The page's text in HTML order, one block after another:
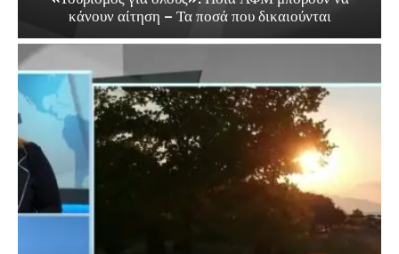
κάνουν αίτηση – Τα ποσά που δικαιούνται